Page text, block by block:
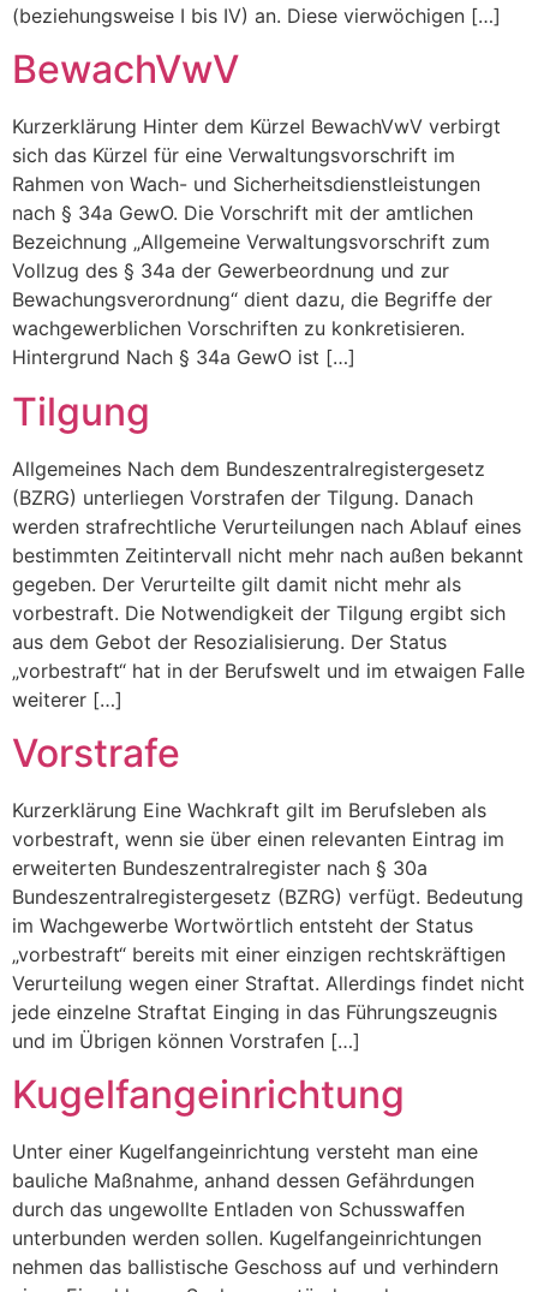
(beziehungsweise I bis IV) an. Diese vierwöchigen […]
BewachVwV
Kurzerklärung Hinter dem Kürzel BewachVwV verbirgt
sich das Kürzel für eine Verwaltungsvorschrift im
Rahmen von Wach- und Sicherheitsdienstleistungen
nach § 34a GewO. Die Vorschrift mit der amtlichen
Bezeichnung „Allgemeine Verwaltungsvorschrift zum
Vollzug des § 34a der Gewerbeordnung und zur
Bewachungsverordnung“ dient dazu, die Begriffe der
wachgewerblichen Vorschriften zu konkretisieren.
Hintergrund Nach § 34a GewO ist […]
Tilgung
Allgemeines Nach dem Bundeszentralregistergesetz
(BZRG) unterliegen Vorstrafen der Tilgung. Danach
werden strafrechtliche Verurteilungen nach Ablauf eines
bestimmten Zeitintervall nicht mehr nach außen bekannt
gegeben. Der Verurteilte gilt damit nicht mehr als
vorbestraft. Die Notwendigkeit der Tilgung ergibt sich
aus dem Gebot der Resozialisierung. Der Status
„vorbestraft“ hat in der Berufswelt und im etwaigen Falle
weiterer […]
Vorstrafe
Kurzerklärung Eine Wachkraft gilt im Berufsleben als
vorbestraft, wenn sie über einen relevanten Eintrag im
erweiterten Bundeszentralregister nach § 30a
Bundeszentralregistergesetz (BZRG) verfügt. Bedeutung
im Wachgewerbe Wortwörtlich entsteht der Status
„vorbestraft“ bereits mit einer einzigen rechtskräftigen
Verurteilung wegen einer Straftat. Allerdings findet nicht
jede einzelne Straftat Einging in das Führungszeugnis
und im Übrigen können Vorstrafen […]
Kugelfangeinrichtung
Unter einer Kugelfangeinrichtung versteht man eine
bauliche Maßnahme, anhand dessen Gefährdungen
durch das ungewollte Entladen von Schusswaffen
unterbunden werden sollen. Kugelfangeinrichtungen
nehmen das ballistische Geschoss auf und verhindern